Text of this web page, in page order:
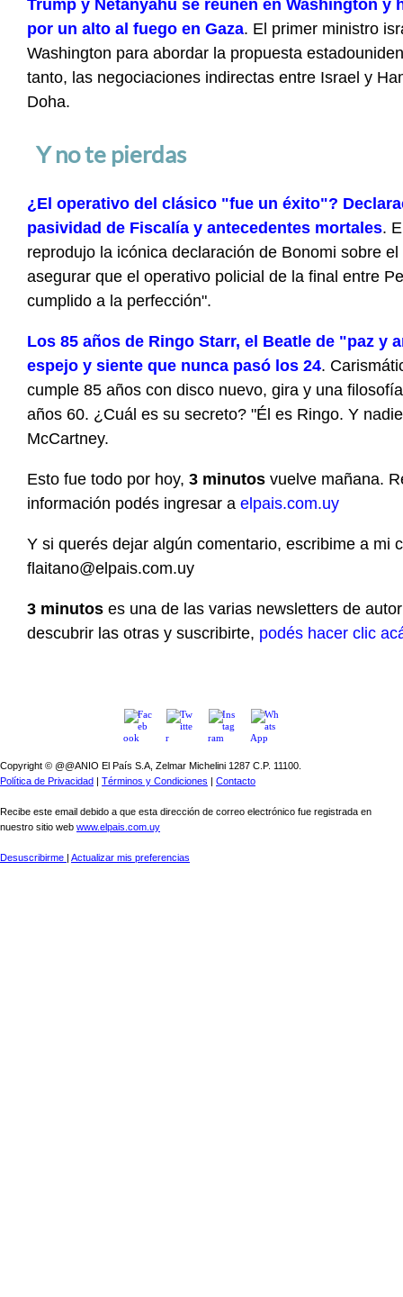
Trump y Netanyahu se reúnen en Washington y
por un alto al fuego en Gaza. El primer ministro
Washington para abordar la propuesta
tanto, las negociaciones indirectas entre Israel y
Doha.
Y no te pierdas
¿El operativo del clásico "fue un éxito"?
pasividad de Fiscalía y antecedentes mortales.
reprodujo la icónica declaración de Bonomi sobre
asegurar que el operativo policial de la final entre
cumplido a la perfección".
Los 85 años de Ringo Starr, el Beatle de "paz y
espejo y siente que nunca pasó los 24.
cumple 85 años con disco nuevo, gira y una
años 60. ¿Cuál es su secreto? "Él es Ringo. Y
McCartney.
Esto fue todo por hoy, 3 minutos vuelve mañana.
información podés ingresar a elpais.com.uy
Y si querés dejar algún comentario, escribime a mi
flaitano@elpais.com.uy
3 minutos es una de las varias newsletters de
descubrir las otras y suscribirte, podés hacer clic
Copyright © @@ANIO El País S.A, Zelmar Michelini 1287 C.P. 11100.
Política de Privacidad | Términos y Condiciones | Contacto
Recibe este email debido a que esta dirección de correo electrónico fue registrada en
nuestro sitio web www.elpais.com.uy
Desuscribirme | Actualizar mis preferencias